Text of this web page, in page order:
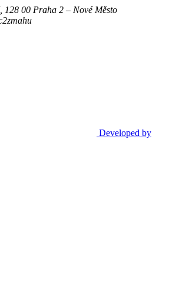
128 00 Praha 2 ‒ Nové Město
Developed by